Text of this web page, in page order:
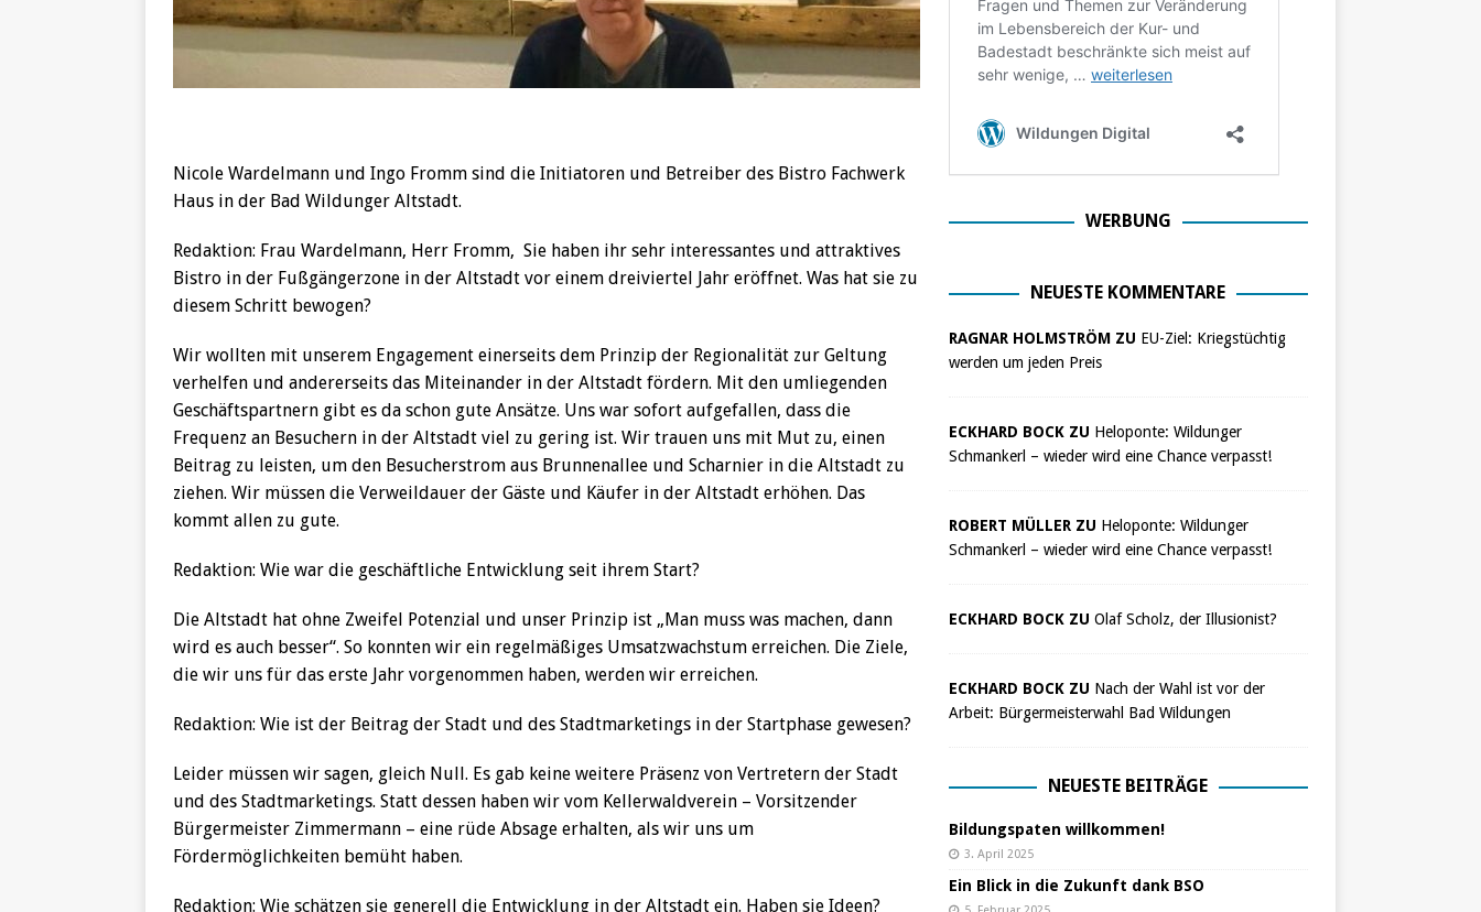
Nicole Wardelmann und Ingo Fromm sind die Initiatoren und Betreiber des Bistro Fachwerk
Haus in der Bad Wildunger Altstadt.
Redaktion: Frau Wardelmann, Herr Fromm, Sie haben ihr sehr interessantes und attraktives
Bistro in der Fußgängerzone in der Altstadt vor einem dreiviertel Jahr eröffnet. Was hat sie zu
diesem Schritt bewogen?
Wir wollten mit unserem Engagement einerseits dem Prinzip der Regionalität zur Geltung
verhelfen und andererseits das Miteinander in der Altstadt fördern. Mit den umliegenden
Geschäftspartnern gibt es da schon gute Ansätze. Uns war sofort aufgefallen, dass die
Frequenz an Besuchern in der Altstadt viel zu gering ist. Wir trauen uns mit Mut zu, einen
Beitrag zu leisten, um den Besucherstrom aus Brunnenallee und Scharnier in die Altstadt zu
ziehen. Wir müssen die Verweildauer der Gäste und Käufer in der Altstadt erhöhen. Das
kommt allen zu gute.
Redaktion: Wie war die geschäftliche Entwicklung seit ihrem Start?
Die Altstadt hat ohne Zweifel Potenzial und unser Prinzip ist „Man muss was machen, dann
wird es auch besser“. So konnten wir ein regelmäßiges Umsatzwachstum erreichen. Die Ziele,
die wir uns für das erste Jahr vorgenommen haben, werden wir erreichen.
Redaktion: Wie ist der Beitrag der Stadt und des Stadtmarketings in der Startphase gewesen?
Leider müssen wir sagen, gleich Null. Es gab keine weitere Präsenz von Vertretern der Stadt
und des Stadtmarketings. Statt dessen haben wir vom Kellerwaldverein – Vorsitzender
Bürgermeister Zimmermann – eine rüde Absage erhalten, als wir uns um
Fördermöglichkeiten bemüht haben.
Redaktion: Wie schätzen sie generell die Entwicklung in der Altstadt ein. Haben sie Ideen?
WERBUNG
NEUESTE KOMMENTARE
RAGNAR HOLMSTRÖM ZU EU-Ziel: Kriegstüchtig
werden um jeden Preis
ECKHARD BOCK ZU Heloponte: Wildunger
Schmankerl – wieder wird eine Chance verpasst!
ROBERT MÜLLER ZU Heloponte: Wildunger
Schmankerl – wieder wird eine Chance verpasst!
ECKHARD BOCK ZU Olaf Scholz, der Illusionist?
ECKHARD BOCK ZU Nach der Wahl ist vor der
Arbeit: Bürgermeisterwahl Bad Wildungen
NEUESTE BEITRÄGE
Bildungspaten willkommen!
3. April 2025
Ein Blick in die Zukunft dank BSO